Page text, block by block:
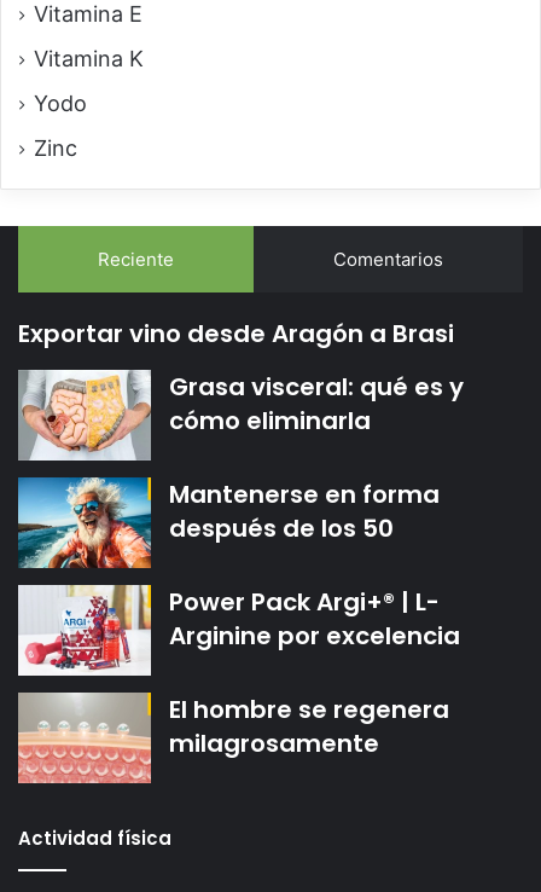
Vitamina E
Vitamina K
Yodo
Zinc
Reciente Comentarios
Exportar vino desde Aragón a Brasi
Grasa visceral: qué es y
cómo eliminarla
Mantenerse en forma
después de los 50
Power Pack Argi+® | L-
Arginine por excelencia
El hombre se regenera
milagrosamente
Actividad física